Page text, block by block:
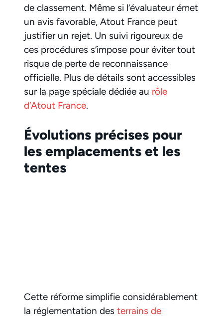
de classement. Même si l’évaluateur émet
un avis favorable, Atout France peut
justifier un rejet. Un suivi rigoureux de
ces procédures s’impose pour éviter tout
risque de perte de reconnaissance
officielle. Plus de détails sont accessibles
sur la page spéciale dédiée au rôle
d’Atout France.
Évolutions précises pour
les emplacements et les
tentes
Cette réforme simplifie considérablement
la réglementation des terrains de